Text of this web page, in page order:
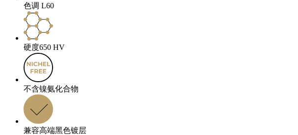
色调 L60
硬度650 HV
不含镍氨化合物
兼容高端黑色镀层